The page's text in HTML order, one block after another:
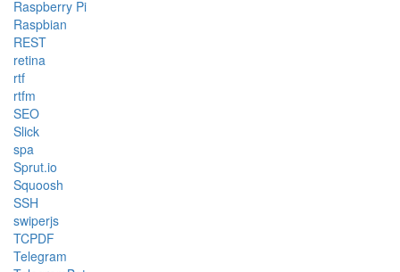
Raspberry Pi
Raspbian
REST
retina
rtf
rtfm
SEO
Slick
spa
Sprut.io
Squoosh
SSH
swiperjs
TCPDF
Telegram